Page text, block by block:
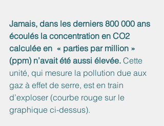
Jamais, dans les derniers 800 000 ans
écoulés la concentration en CO2
calculée en  « parties par million »
(ppm) n’avait été aussi élevée. Cette
unité, qui mesure la pollution due aux
gaz à effet de serre, est en train
d’exploser (courbe rouge sur le
graphique ci-dessus).